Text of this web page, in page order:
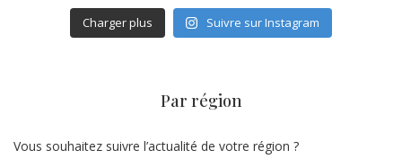
Charger plus Suivre sur Instagram
Par région
Vous souhaitez suivre l’actualité de votre région ?